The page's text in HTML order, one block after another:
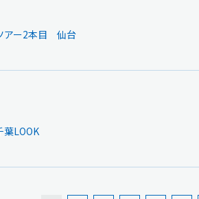
アー2本目 仙台
葉LOOK